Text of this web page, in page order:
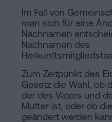
Im Fall von
man sich für eine
Nachnamen
Nachnamen des
Zum Zeitpunkt des
Gesetz die Wahl, ob
der des Vaters und
Mutter ist, oder ob
geändert werden